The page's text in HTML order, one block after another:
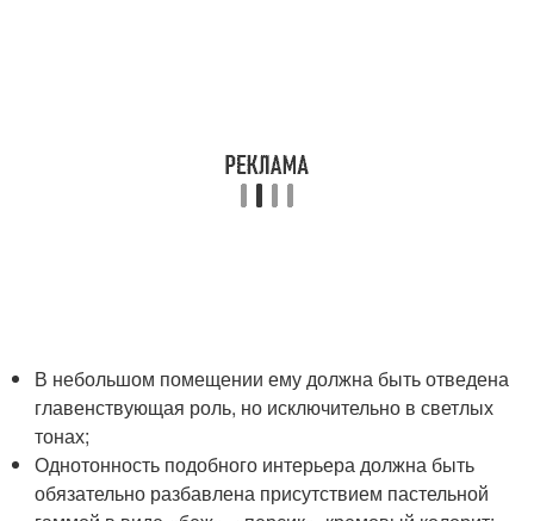
В небольшом помещении ему должна быть отведена
главенствующая роль, но исключительно в светлых
тонах;
Однотонность подобного интерьера должна быть
обязательно разбавлена присутствием пастельной